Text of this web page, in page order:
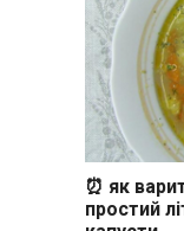
⏰ як
простий